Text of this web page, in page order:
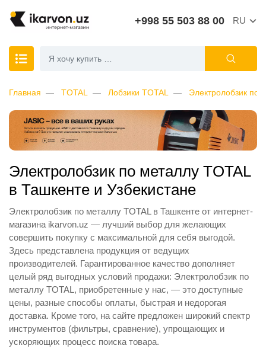
+998 55 503 88 00 RU
Главная TOTAL Лобзики TOTAL Электролобзик по
Электролобзик по металлу TOTAL
в Ташкенте и Узбекистане
Электролобзик по металлу TOTAL в Ташкенте от интернет-
магазина ikarvon.uz — лучший выбор для желающих
совершить покупку с максимальной для себя выгодой.
Здесь представлена продукция от ведущих
производителей. Гарантированное качество дополняет
целый ряд выгодных условий продажи: Электролобзик по
металлу TOTAL, приобретенные у нас, — это доступные
цены, разные способы оплаты, быстрая и недорогая
доставка. Кроме того, на сайте предложен широкий спектр
инструментов (фильтры, сравнение), упрощающих и
ускоряющих процесс поиска товара.